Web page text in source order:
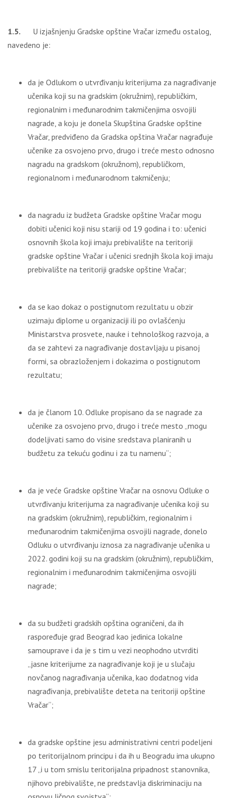
1.5. U izjašnjenju Gradske opštine Vračar između ostalog,
navedeno je:
da je Odlukom o utvrđivanju kriterijuma za nagrađivanje
učenika koji su na gradskim (okružnim), republičkim,
regionalnim i međunarodnim takmičenjima osvojili
nagrade, a koju je donela Skupština Gradske opštine
Vračar, predviđeno da Gradska opština Vračar nagrađuje
učenike za osvojeno prvo, drugo i treće mesto odnosno
nagradu na gradskom (okružnom), republičkom,
regionalnom i međunarodnom takmičenju;
da nagradu iz budžeta Gradske opštine Vračar mogu
dobiti učenici koji nisu stariji od 19 godina i to: učenici
osnovnih škola koji imaju prebivalište na teritoriji
gradske opštine Vračar i učenici srednjih škola koji imaju
prebivalište na teritoriji gradske opštine Vračar;
da se kao dokaz o postignutom rezultatu u obzir
uzimaju diplome u organizaciji ili po ovlašćenju
Ministarstva prosvete, nauke i tehnološkog razvoja, a
da se zahtevi za nagrađivanje dostavljaju u pisanoj
formi, sa obrazloženjem i dokazima o postignutom
rezultatu;
da je članom 10. Odluke propisano da se nagrade za
učenike za osvojeno prvo, drugo i treće mesto „mogu
dodeljivati samo do visine sredstava planiranih u
budžetu za tekuću godinu i za tu namenu“;
da je veće Gradske opštine Vračar na osnovu Odluke o
utvrđivanju kriterijuma za nagrađivanje učenika koji su
na gradskim (okružnim), republičkim, regionalnim i
međunarodnim takmičenjima osvojili nagrade, donelo
Odluku o utvrđivanju iznosa za nagrađivanje učenika u
2022. godini koji su na gradskim (okružnim), republičkim,
regionalnim i međunarodnim takmičenjima osvojili
nagrade;
da su budžeti gradskih opština ograničeni, da ih
raspoređuje grad Beograd kao jedinica lokalne
samouprave i da je s tim u vezi neophodno utvrditi
„jasne kriterijume za nagrađivanje koji je u slučaju
novčanog nagrađivanja učenika, kao dodatnog vida
nagrađivanja, prebivalište deteta na teritoriji opštine
Vračar“;
da gradske opštine jesu administrativni centri podeljeni
po teritorijalnom principu i da ih u Beogradu ima ukupno
17 „i u tom smislu teritorijalna pripadnost stanovnika,
njihovo prebivalište, ne predstavlja diskriminaciju na